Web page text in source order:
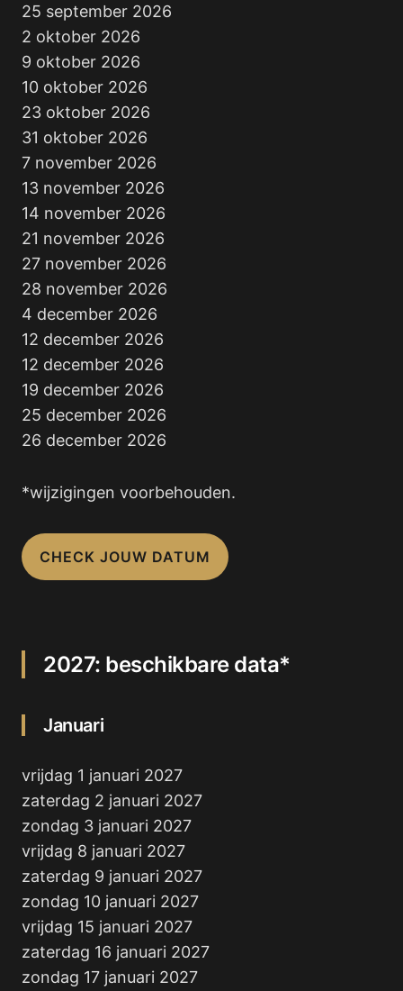
25 september 2026
2 oktober 2026
9 oktober 2026
10 oktober 2026
23 oktober 2026
31 oktober 2026
7 november 2026
13 november 2026
14 november 2026
21 november 2026
27 november 2026
28 november 2026
4 december 2026
12 december 2026
12 december 2026
19 december 2026
25 december 2026
26 december 2026
*wijzigingen voorbehouden.
CHECK JOUW DATUM
2027: beschikbare data*
Januari
vrijdag 1 januari 2027
zaterdag 2 januari 2027
zondag 3 januari 2027
vrijdag 8 januari 2027
zaterdag 9 januari 2027
zondag 10 januari 2027
vrijdag 15 januari 2027
zaterdag 16 januari 2027
zondag 17 januari 2027